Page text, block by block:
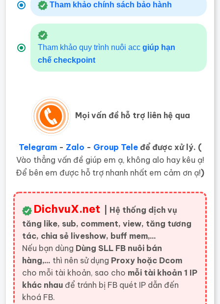
Tham khảo chính sách bảo hành
Tham khảo quy trình nuôi acc giúp hạn
chế checkpoint
Mọi vấn đề hỗ trợ liên hệ qua
Telegram- Zalo - Group Teleđể được xử lý. (
Vào thẳng vấn đề giúp em ạ, không alo hay kêu ạ!
Để bên em được hỗ trợ nhanh nhất em cảm ơn ạ!)
DichvuX.net | Hệ thống dịch vụ
tăng like, sub, comment, view, tăng tương
tác, chia sẻ liveshow, buff mem,...
Nếu bạn dùng Dùng SLL FB nuôi bán
hàng,... thì nên sử dụng Proxy hoặc Dcom
cho mỗi tài khoản, sao cho mỗi tài khoản 1 IP
khác nhau để tránh bị FB quét IP dẫn đến
khoá FB.